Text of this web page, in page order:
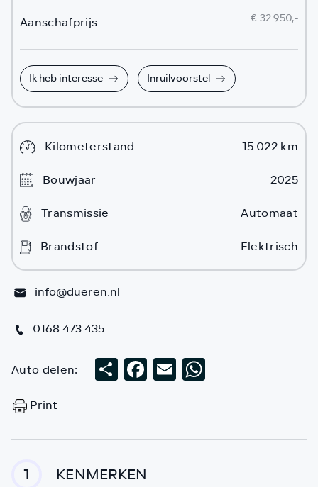
Aanschafprijs € 32.950,-
Ik heb interesse Inruilvoorstel
Kilometerstand
15.022 km
Bouwjaar
2025
Transmissie
Automaat
Brandstof
Elektrisch
info@dueren.nl
0168 473 435
Auto delen: Deel Facebook
EmailWhatsApp
Print
1 KENMERKEN